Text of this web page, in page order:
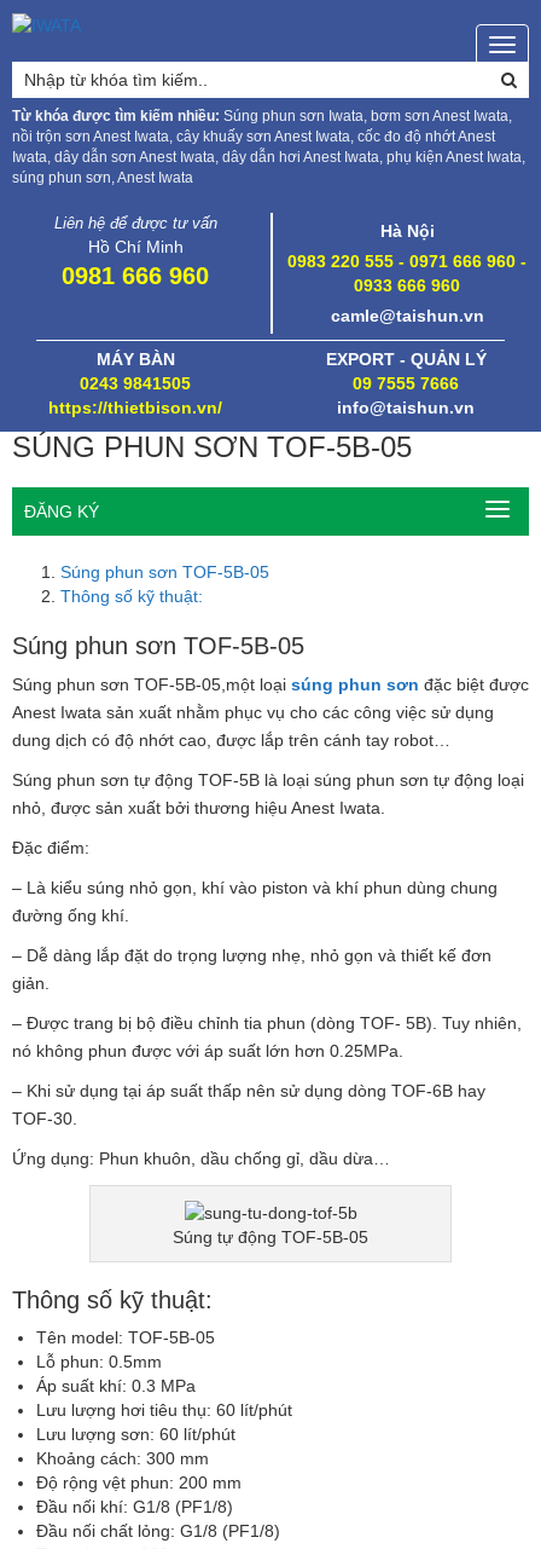
Từ khóa được tìm kiếm nhiều: Súng phun sơn Iwata, bơm sơn Anest Iwata,
nồi trộn sơn Anest Iwata, cây khuấy sơn Anest Iwata, cốc đo độ nhớt Anest
Iwata, dây dẫn sơn Anest Iwata, dây dẫn hơi Anest Iwata, phụ kiện Anest Iwata,
súng phun sơn, Anest Iwata
Liên hệ để được tư vấn
Hồ Chí Minh
0981 666 960
Hà Nội
0983 220 555 - 0971 666 960 -
0933 666 960
camle@taishun.vn
MÁY BÀN
0243 9841505
https://thietbison.vn/
EXPORT - QUẢN LÝ
09 7555 7666
info@taishun.vn
SÚNG PHUN SƠN TOF-5B-05
ĐĂNG KÝ
Súng phun sơn TOF-5B-05
Thông số kỹ thuật:
Súng phun sơn TOF-5B-05
Súng phun sơn TOF-5B-05,một loại súng phun sơn đặc biệt được
Anest Iwata sản xuất nhằm phục vụ cho các công việc sử dụng
dung dịch có độ nhớt cao, được lắp trên cánh tay robot…
Súng phun sơn tự động TOF-5B là loại súng phun sơn tự động loại
nhỏ, được sản xuất bởi thương hiệu Anest Iwata.
Đặc điểm:
– Là kiểu súng nhỏ gọn, khí vào piston và khí phun dùng chung
đường ống khí.
– Dễ dàng lắp đặt do trọng lượng nhẹ, nhỏ gọn và thiết kế đơn
giản.
– Được trang bị bộ điều chỉnh tia phun (dòng TOF- 5B). Tuy nhiên,
nó không phun được với áp suất lớn hơn 0.25MPa.
– Khi sử dụng tại áp suất thấp nên sử dụng dòng TOF-6B hay
TOF-30.
Ứng dụng: Phun khuôn, dầu chống gỉ, dầu dừa…
Súng tự động TOF-5B-05
Thông số kỹ thuật:
Tên model: TOF-5B-05
Lỗ phun: 0.5mm
Áp suất khí: 0.3 MPa
Lưu lượng hơi tiêu thụ: 60 lít/phút
Lưu lượng sơn: 60 lít/phút
Khoảng cách: 300 mm
Độ rộng vệt phun: 200 mm
Đầu nối khí: G1/8 (PF1/8)
Đầu nối chất lỏng: G1/8 (PF1/8)